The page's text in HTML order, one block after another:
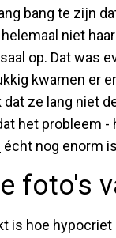
bang te zijn
niet
op. Dat was
kwamen er
ze lang niet
het probleem
écht nog enorm
foto's
is hoe